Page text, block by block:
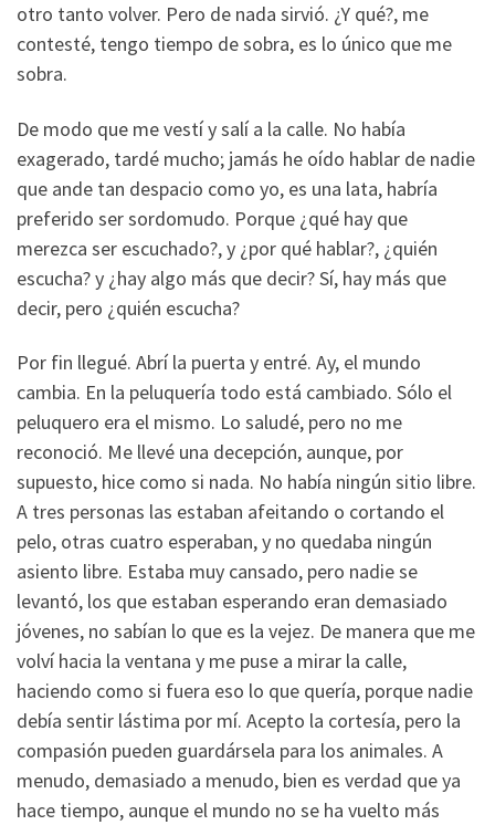
otro tanto volver. Pero de nada sirvió. ¿Y qué?, me
contesté, tengo tiempo de sobra, es lo único que me
sobra.
De modo que me vestí y salí a la calle. No había
exagerado, tardé mucho; jamás he oído hablar de nadie
que ande tan despacio como yo, es una lata, habría
preferido ser sordomudo. Porque ¿qué hay que
merezca ser escuchado?, y ¿por qué hablar?, ¿quién
escucha? y ¿hay algo más que decir? Sí, hay más que
decir, pero ¿quién escucha?
Por fin llegué. Abrí la puerta y entré. Ay, el mundo
cambia. En la peluquería todo está cambiado. Sólo el
peluquero era el mismo. Lo saludé, pero no me
reconoció. Me llevé una decepción, aunque, por
supuesto, hice como si nada. No había ningún sitio libre.
A tres personas las estaban afeitando o cortando el
pelo, otras cuatro esperaban, y no quedaba ningún
asiento libre. Estaba muy cansado, pero nadie se
levantó, los que estaban esperando eran demasiado
jóvenes, no sabían lo que es la vejez. De manera que me
volví hacia la ventana y me puse a mirar la calle,
haciendo como si fuera eso lo que quería, porque nadie
debía sentir lástima por mí. Acepto la cortesía, pero la
compasión pueden guardársela para los animales. A
menudo, demasiado a menudo, bien es verdad que ya
hace tiempo, aunque el mundo no se ha vuelto más